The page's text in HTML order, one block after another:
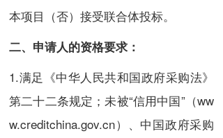
本项目（否）接受联合体投标。
二、申请人的资格要求：
1.满足《中华人民共和国政府采购法》
第二十二条规定；未被“信用中国”（ww
w.creditchina.gov.cn）、中国政府采购